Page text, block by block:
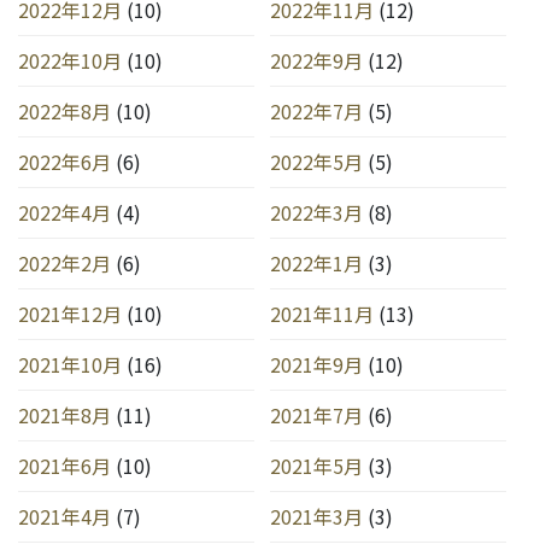
2022年12月 (10) 2022年11月 (12)
2022年10月 (10) 2022年9月 (12)
2022年8月 (10) 2022年7月 (5)
2022年6月 (6) 2022年5月 (5)
2022年4月 (4) 2022年3月 (8)
2022年2月 (6) 2022年1月 (3)
2021年12月 (10) 2021年11月 (13)
2021年10月 (16) 2021年9月 (10)
2021年8月 (11) 2021年7月 (6)
2021年6月 (10) 2021年5月 (3)
2021年4月 (7) 2021年3月 (3)